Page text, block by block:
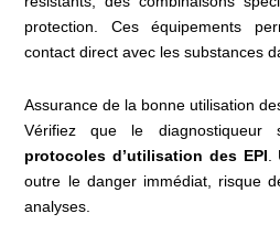
protection. Ces équipements
contact direct avec les substances
Assurance de la bonne utilisation
Vérifiez que le diagnostiqueur
protocoles d’utilisation des EPI
outre le danger immédiat, risque
analyses.